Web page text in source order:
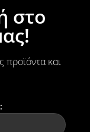
στο
προϊόντα και